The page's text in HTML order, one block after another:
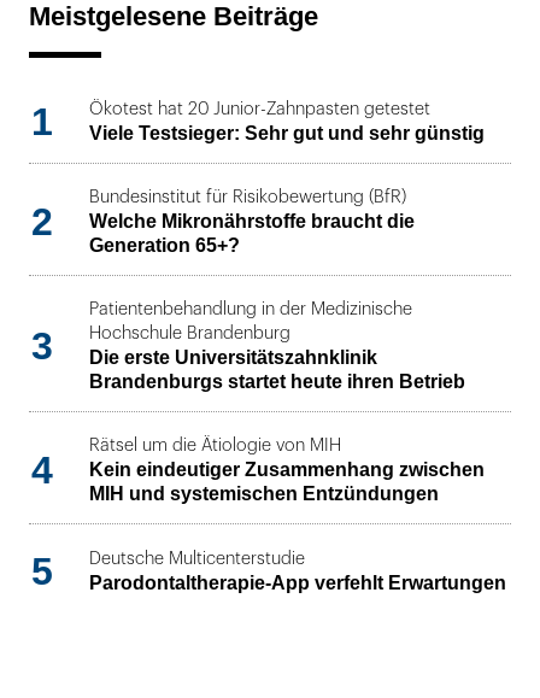
Meistgelesene Beiträge
1 Ökotest hat 20 Junior-Zahnpasten getestet
Viele Testsieger: Sehr gut und sehr günstig
2
Bundesinstitut für Risikobewertung (BfR)
Welche Mikronährstoffe braucht die
Generation 65+?
3
Patientenbehandlung in der Medizinische
Hochschule Brandenburg
Die erste Universitätszahnklinik
Brandenburgs startet heute ihren Betrieb
4
Rätsel um die Ätiologie von MIH
Kein eindeutiger Zusammenhang zwischen
MIH und systemischen Entzündungen
5 Deutsche Multicenterstudie
Parodontaltherapie-App verfehlt Erwartungen